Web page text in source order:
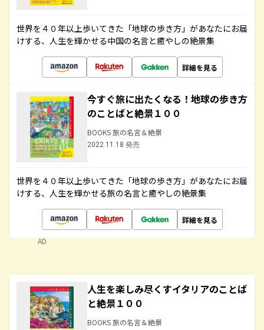
世界を４０年以上歩いてきた「地球の歩き方」があなたにお届
けする、人生を輝かせる中国の名言と癒やしの絶景集
詳細を見る
今すぐ旅に出たくなる！地球の歩き方
のことばと絶景１００
BOOKS 旅の名言＆絶景
2022.11.18 発売
世界を４０年以上歩いてきた「地球の歩き方」があなたにお届
けする、人生を輝かせる旅の名言と癒やしの絶景集
詳細を見る
AD
人生を楽しみ尽くすイタリアのことば
と絶景１００
BOOKS 旅の名言＆絶景